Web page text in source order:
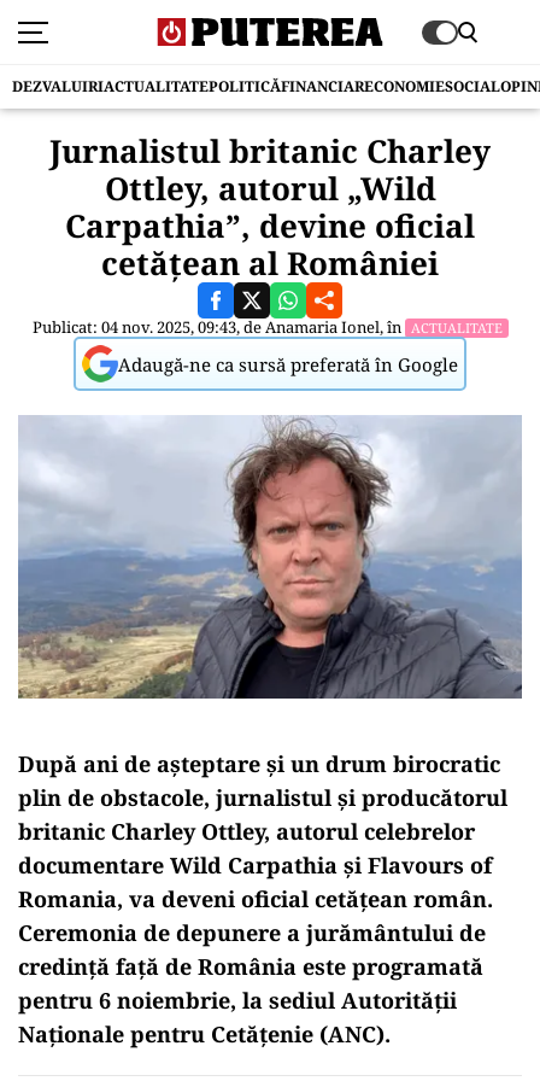
DEZVALUIRIACTUALITATEPOLITICĂFINANCIARECONOMIESOCIAL
Jurnalistul britanic Charley
Ottley, autorul „Wild
Carpathia”, devine oficial
cetățean al României
Publicat: 04 nov. 2025, 09:43, deAnamaria Ionel, în ACTUALITATE
Adaugă-ne ca sursă preferată în Google
După ani de așteptare și un drum birocratic
plin de obstacole, jurnalistul și producătorul
britanic Charley Ottley, autorul celebrelor
documentare Wild Carpathia și Flavours of
Romania, va deveni oficial cetățean român.
Ceremonia de depunere a jurământului de
credință față de România este programată
pentru 6 noiembrie, la sediul Autorității
Naționale pentru Cetățenie (ANC).